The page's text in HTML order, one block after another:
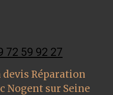
72 59 92 27
Réparation
Nogent sur Seine